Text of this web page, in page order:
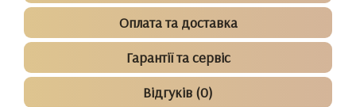
Оплата та доставка
Гарантії та сервіс
Відгуків (0)